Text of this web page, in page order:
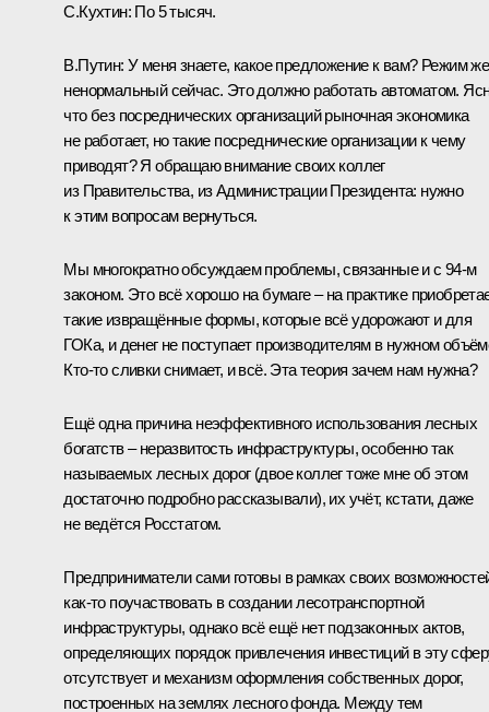
С.Кухтин: По 5 тысяч.
В.Путин: У меня знаете, какое предложение к вам? Режим же
ненормальный сейчас. Это должно работать автоматом.
что без посреднических организаций рыночная экономика
не работает, но такие посреднические организации к чему
приводят? Я обращаю внимание своих коллег
из Правительства, из Администрации Президента: нужно
к этим вопросам вернуться.
Мы многократно обсуждаем проблемы, связанные и с 94-м
законом. Это всё хорошо на бумаге – на практике
такие извращённые формы, которые всё удорожают и для
ГОКа, и денег не поступает производителям в нужном
Кто‑то сливки снимает, и всё. Эта теория зачем нам нужна?
Ещё одна причина неэффективного использования лесных
богатств – неразвитость инфраструктуры, особенно так
называемых лесных дорог (двое коллег тоже мне об этом
достаточно подробно рассказывали), их учёт, кстати, даже
не ведётся Росстатом.
Предприниматели сами готовы в рамках своих
как‑то поучаствовать в создании лесотранспортной
инфраструктуры, однако всё ещё нет подзаконных актов,
определяющих порядок привлечения инвестиций в эту
отсутствует и механизм оформления собственных дорог,
построенных на землях лесного фонда. Между тем